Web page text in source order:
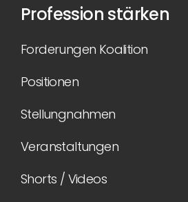
Profession stärken
Forderungen Koalition
Positionen
Stellungnahmen
Veranstaltungen
Shorts / Videos